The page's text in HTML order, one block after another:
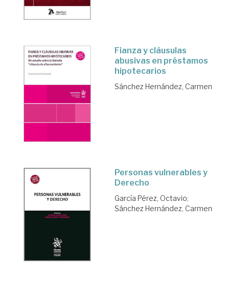
Fianza y cláusulas
abusivas en préstamos
hipotecarios
Sánchez Hernández, Carmen
Personas vulnerables y
Derecho
García Pérez, Octavio;
Sánchez Hernández, Carmen